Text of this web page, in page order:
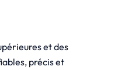
et des
précis et